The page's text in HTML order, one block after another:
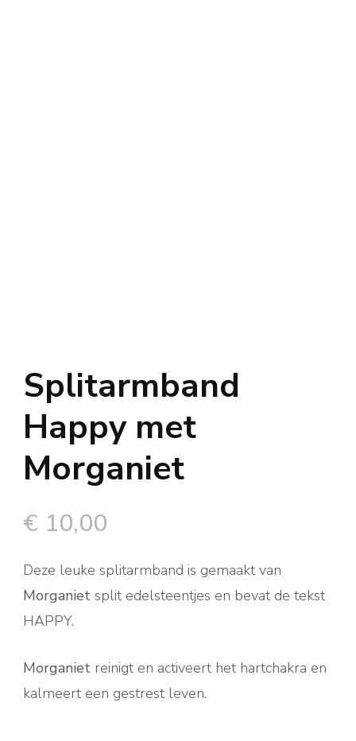
Splitarmband
Happy met
Morganiet
€ 10,00
Deze leuke splitarmband is gemaakt van
Morganiet split edelsteentjes en bevat de tekst
HAPPY.
Morganiet reinigt en activeert het hartchakra en
kalmeert een gestrest leven.